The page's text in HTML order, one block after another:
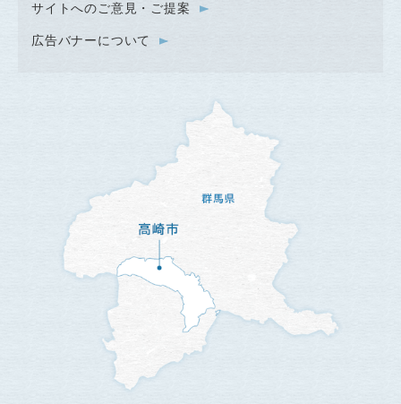
サイトへのご意見・ご提案
広告バナーについて